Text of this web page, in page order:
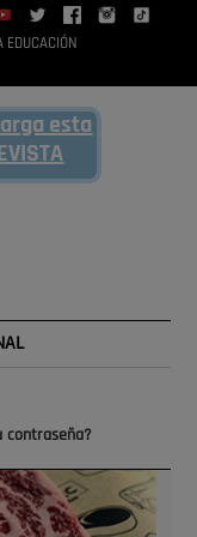
EDUCACIÓN
esta
contraseña?